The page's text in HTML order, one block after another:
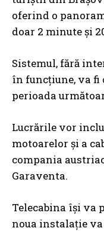
oferind o
doar 2 minute și
Sistemul, fără
în funcțiune, va
perioada
Lucrările vor
motoarelor și a
compania
Garaventa.
Telecabina își va
noua instalație